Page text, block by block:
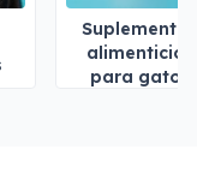
Suplementos
alimenticios
para gatos